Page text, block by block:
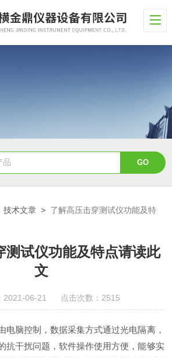
技术文章 > 了解高压击穿测试仪功能及特
测试仪功能及特点请读此
文
2021-06-21 点击次数：2515
电脑控制，数据采集方式通过光电隔离，
抗干扰问题，软件操作使用方便，能够实